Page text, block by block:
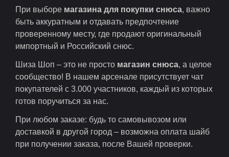
При выборе магазина для покупки снюса, важно
быть аккуратным и отдавать предпочтение
проверенному месту, где продают оригинальный
импортный и Российский снюс.
Шиза Шоп – это не просто магазин снюса, а целое
сообщество! В нашем арсенале присутствует чат
покупателей с 3.000 участников, каждый из которых
готов поручиться за нас.
При любом заказе: будь то самовывозом или
доставкой в другой город – возможна оплата шайб
при получении заказа, после Вашей проверки.